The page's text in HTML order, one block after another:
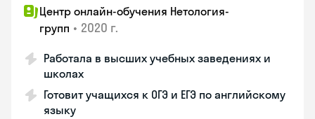
Центр онлайн-обучения Нетология-
групп • 2020 г.
Работала в высших учебных заведениях и
школах
Готовит учащихся к ОГЭ и ЕГЭ по английскому
языку